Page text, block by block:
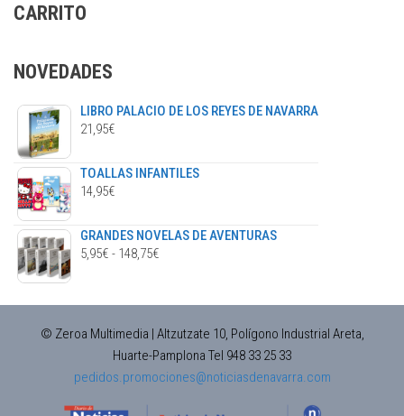
página
CARRITO
NOVEDADES
LIBRO PALACIO DE LOS REYES DE NAVARRA
21,95€
TOALLAS INFANTILES
14,95€
GRANDES NOVELAS DE AVENTURAS
5,95€ - 148,75€
5,95€
HASTA
148,75€
© Zeroa Multimedia | Altzutzate 10, Polígono Industrial Areta,
Huarte-Pamplona Tel 948 33 25 33
pedidos.promociones@noticiasdenavarra.com